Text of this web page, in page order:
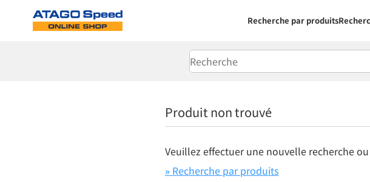
Recherche par produits
Produit non trouvé
Veuillez effectuer une nouvelle recherche
» Recherche par produits